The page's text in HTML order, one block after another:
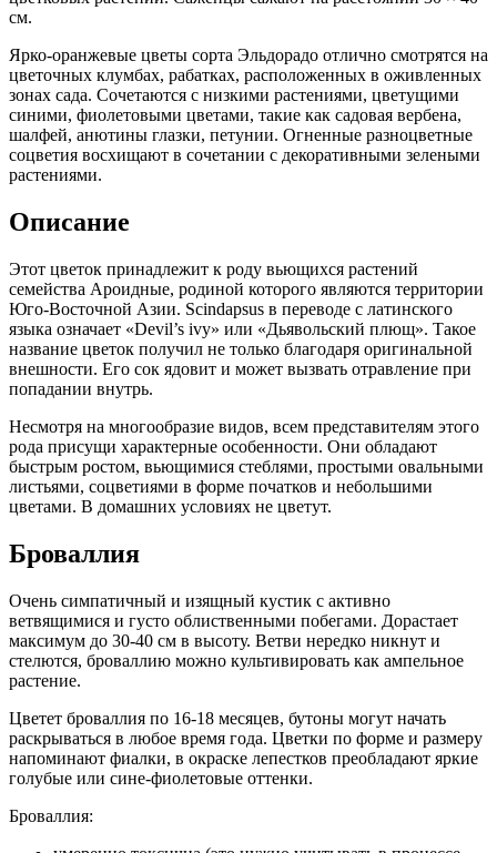
см.
Ярко-оранжевые цветы сорта Эльдорадо отлично смотрятся на
цветочных клумбах, рабатках, расположенных в оживленных
зонах сада. Сочетаются с низкими растениями, цветущими
синими, фиолетовыми цветами, такие как садовая вербена,
шалфей, анютины глазки, петунии. Огненные разноцветные
соцветия восхищают в сочетании с декоративными зелеными
растениями.
Описание
Этот цветок принадлежит к роду вьющихся растений
семейства Ароидные, родиной которого являются территории
Юго-Восточной Азии. Scindapsus в переводе с латинского
языка означает «Devil’s ivy» или «Дьявольский плющ». Такое
название цветок получил не только благодаря оригинальной
внешности. Его сок ядовит и может вызвать отравление при
попадании внутрь.
Несмотря на многообразие видов, всем представителям этого
рода присущи характерные особенности. Они обладают
быстрым ростом, вьющимися стеблями, простыми овальными
листьями, соцветиями в форме початков и небольшими
цветами. В домашних условиях не цветут.
Броваллия
Очень симпатичный и изящный кустик с активно
ветвящимися и густо облиственными побегами. Дорастает
максимум до 30-40 см в высоту. Ветви нередко никнут и
стелются, броваллию можно культивировать как ампельное
растение.
Цветет броваллия по 16-18 месяцев, бутоны могут начать
раскрываться в любое время года. Цветки по форме и размеру
напоминают фиалки, в окраске лепестков преобладают яркие
голубые или сине-фиолетовые оттенки.
Броваллия: